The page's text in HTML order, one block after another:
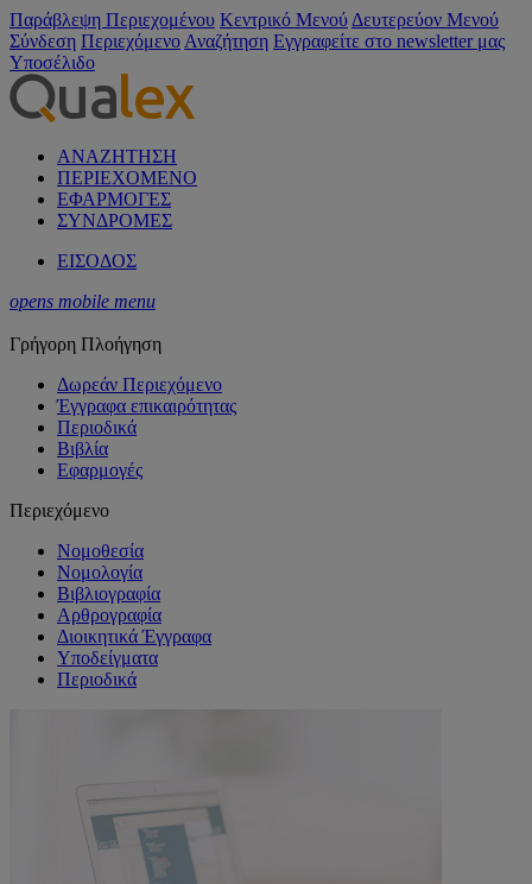
Παράβλεψη Περιεχομένου Κεντρικό Μενού Δευτερεύον Μενού
Σύνδεση Περιεχόμενο Αναζήτηση Εγγραφείτε στο newsletter μας
Υποσέλιδο
ΑΝΑΖΗΤΗΣΗ
ΠΕΡΙΕΧΟΜΕΝΟ
ΕΦΑΡΜΟΓΕΣ
ΣΥΝΔΡΟΜΕΣ
ΕΙΣΟΔΟΣ
opens mobile menu
Γρήγορη Πλοήγηση
Δωρεάν Περιεχόμενο
Έγγραφα επικαιρότητας
Περιοδικά
Βιβλία
Εφαρμογές
Περιεχόμενο
Νομοθεσία
Νομολογία
Βιβλιογραφία
Αρθρογραφία
Διοικητικά Έγγραφα
Υποδείγματα
Περιοδικά